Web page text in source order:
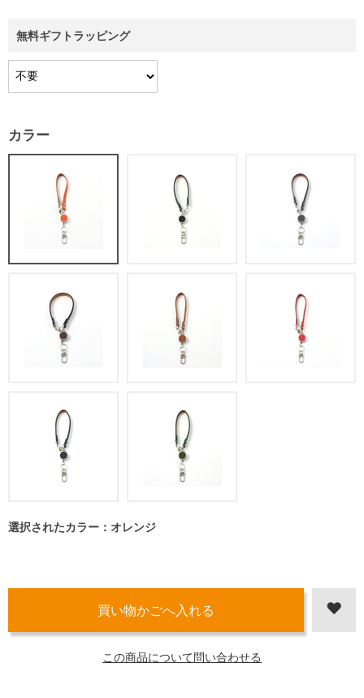
無料ギフトラッピング
カラー
選択されたカラー：オレンジ
この商品について問い合わせる